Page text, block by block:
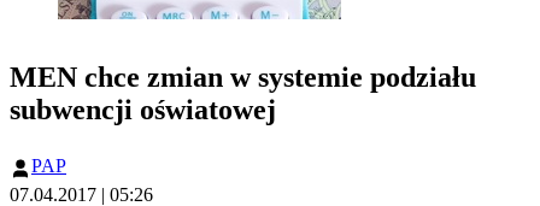
MEN chce zmian w systemie podziału
subwencji oświatowej
PAP
07.04.2017 | 05:26